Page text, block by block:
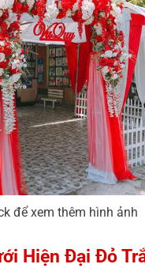
để xem thêm hình ảnh
Hiện Đại Đỏ